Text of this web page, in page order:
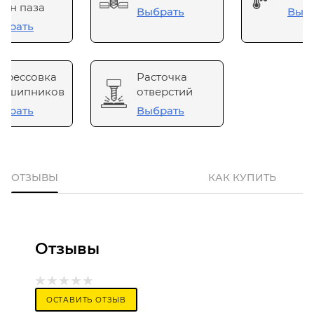
паза
Выбрать
Расточка
отверстий
Выбрать
ОТЗЫВЫ КАК КУПИТЬ
Отзывы
ОСТАВИТЬ ОТЗЫВ